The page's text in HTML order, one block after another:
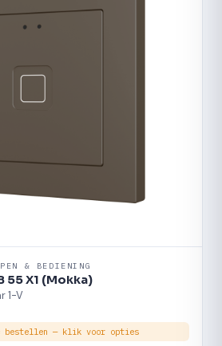
& BEDIENING
55 X1 (Mokka)
1-V
bestellen — klik voor opties